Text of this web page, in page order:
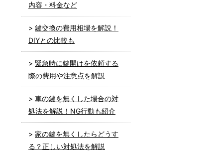
内容・料金など
鍵交換の費用相場を解説！
DIYとの比較も
緊急時に鍵開けを依頼する
際の費用や注意点を解説
車の鍵を無くした場合の対
処法を解説！NG行動も紹介
家の鍵を無くしたらどうす
る？正しい対処法を解説